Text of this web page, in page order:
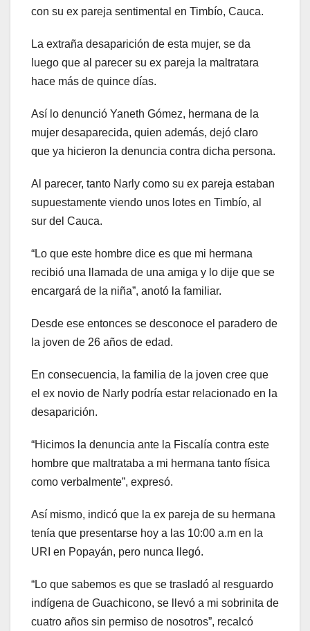
con su ex pareja sentimental en Timbío, Cauca.
La extraña desaparición de esta mujer, se da
luego que al parecer su ex pareja la maltratara
hace más de quince días.
Así lo denunció Yaneth Gómez, hermana de la
mujer desaparecida, quien además, dejó claro
que ya hicieron la denuncia contra dicha persona.
Al parecer, tanto Narly como su ex pareja estaban
supuestamente viendo unos lotes en Timbío, al
sur del Cauca.
“Lo que este hombre dice es que mi hermana
recibió una llamada de una amiga y lo dije que se
encargará de la niña”, anotó la familiar.
Desde ese entonces se desconoce el paradero de
la joven de 26 años de edad.
En consecuencia, la familia de la joven cree que
el ex novio de Narly podría estar relacionado en la
desaparición.
“Hicimos la denuncia ante la Fiscalía contra este
hombre que maltrataba a mi hermana tanto física
como verbalmente”, expresó.
Así mismo, indicó que la ex pareja de su hermana
tenía que presentarse hoy a las 10:00 a.m en la
URI en Popayán, pero nunca llegó.
“Lo que sabemos es que se trasladó al resguardo
indígena de Guachicono, se llevó a mi sobrinita de
cuatro años sin permiso de nosotros”, recalcó